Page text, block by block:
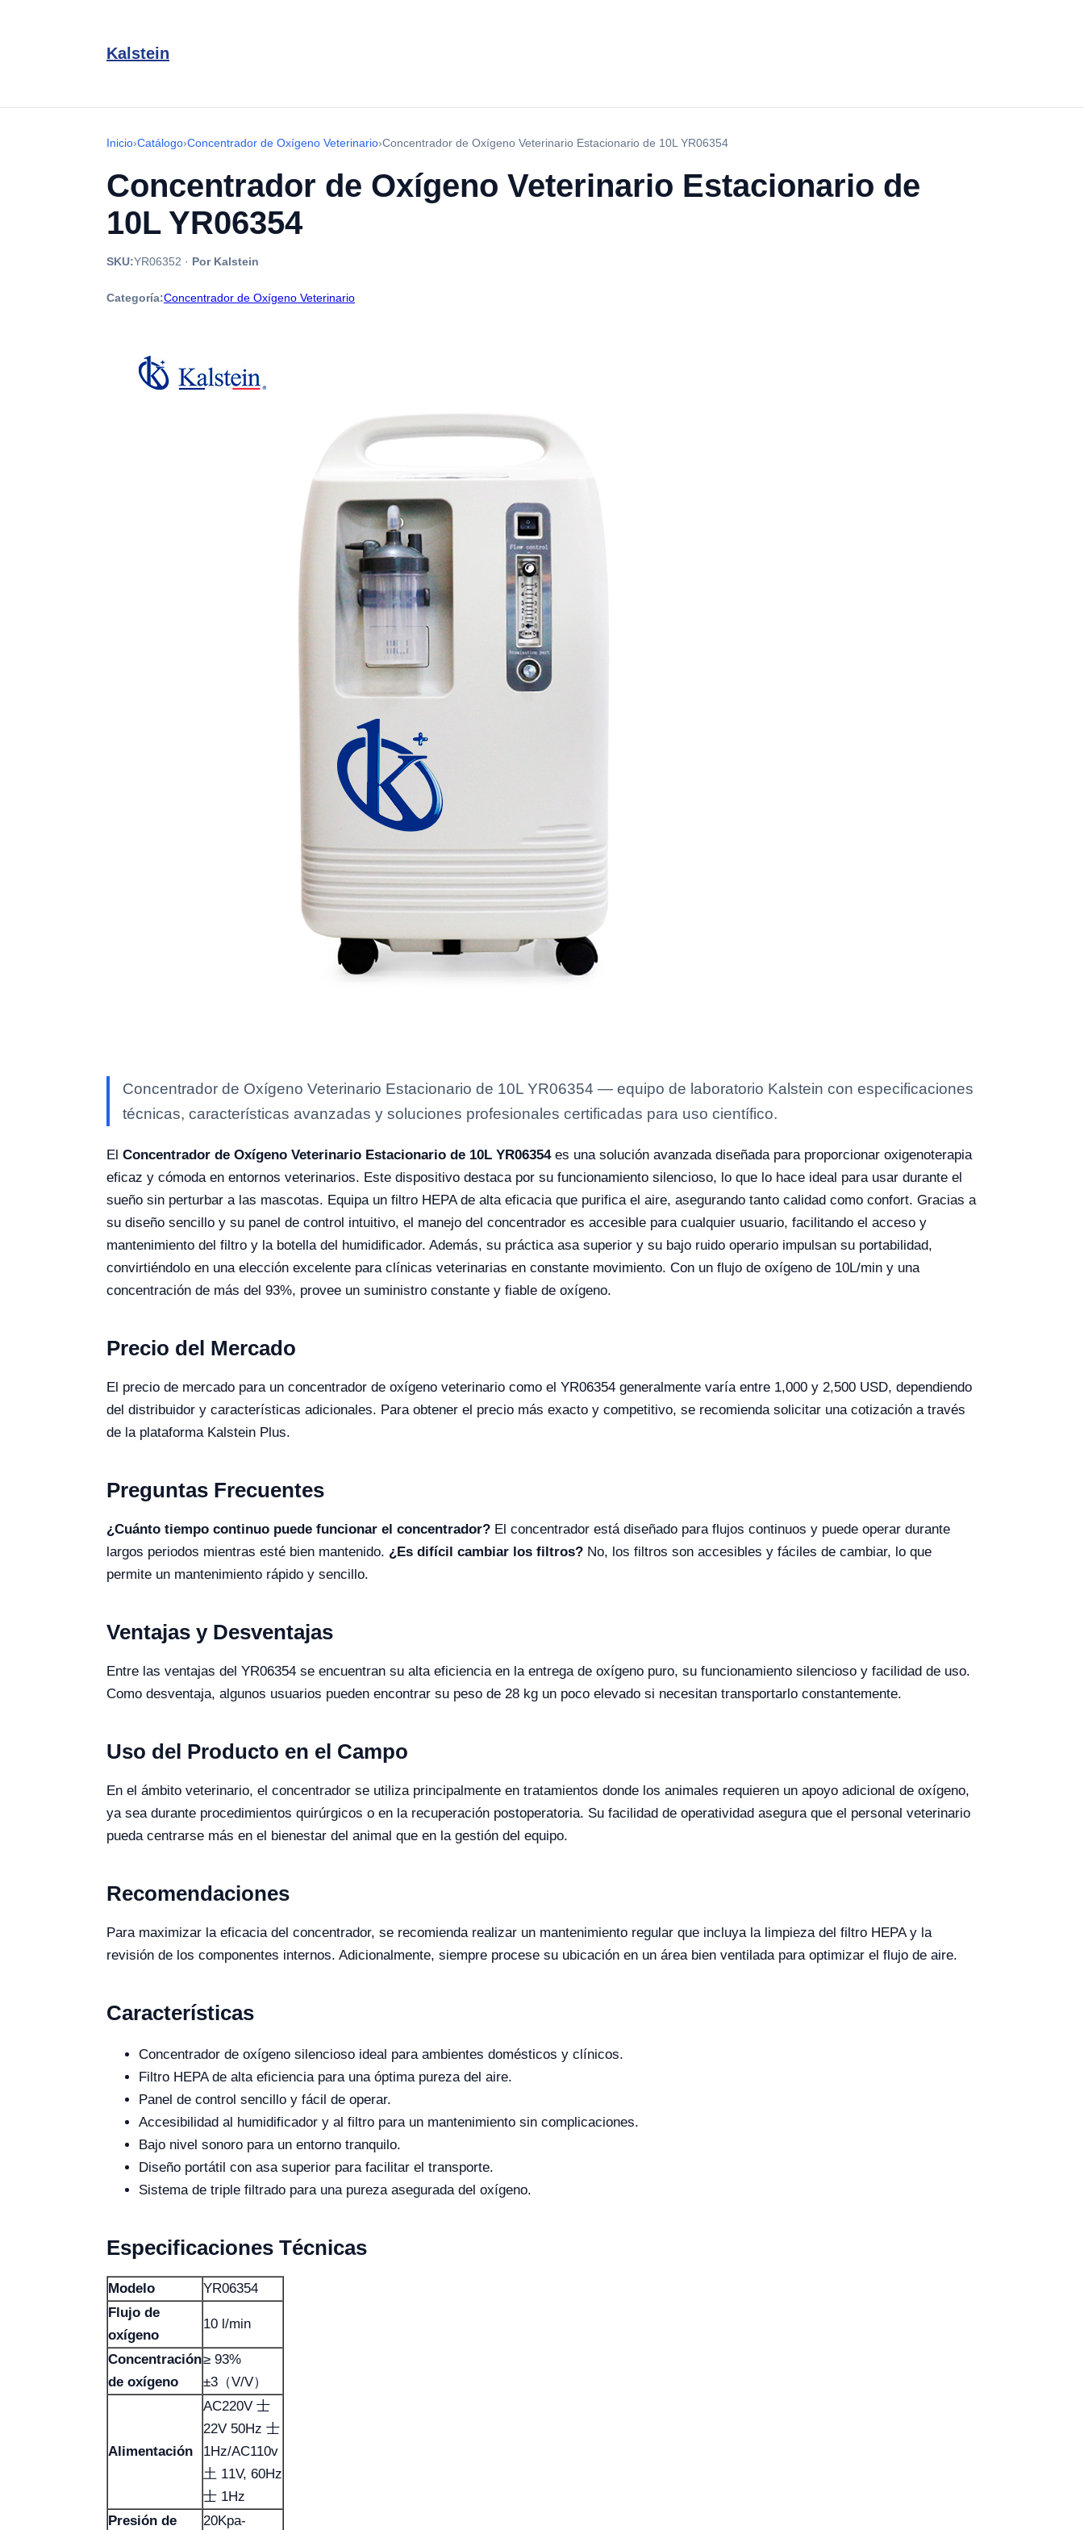
Kalstein
Inicio›Catálogo›Concentrador de Oxígeno Veterinario›Concentrador de Oxígeno Veterinario Estacionario de 10L YR06354
Concentrador de Oxígeno Veterinario Estacionario de
10L YR06354
SKU:YR06352 · Por Kalstein
Categoría:Concentrador de Oxígeno Veterinario
Concentrador de Oxígeno Veterinario Estacionario de 10L YR06354 — equipo de laboratorio Kalstein con especificaciones
técnicas, características avanzadas y soluciones profesionales certificadas para uso científico.
El Concentrador de Oxígeno Veterinario Estacionario de 10L YR06354es una solución avanzada diseñada para proporcionar oxigenoterapia
eficaz y cómoda en entornos veterinarios. Este dispositivo destaca por su funcionamiento silencioso, lo que lo hace ideal para usar durante el
sueño sin perturbar a las mascotas. Equipa un filtro HEPA de alta eficacia que purifica el aire, asegurando tanto calidad como confort. Gracias a
su diseño sencillo y su panel de control intuitivo, el manejo del concentrador es accesible para cualquier usuario, facilitando el acceso y
mantenimiento del filtro y la botella del humidificador. Además, su práctica asa superior y su bajo ruido operario impulsan su portabilidad,
convirtiéndolo en una elección excelente para clínicas veterinarias en constante movimiento. Con un flujo de oxígeno de 10L/min y una
concentración de más del 93%, provee un suministro constante y fiable de oxígeno.
Precio del Mercado
El precio de mercado para un concentrador de oxígeno veterinario como el YR06354 generalmente varía entre 1,000 y 2,500 USD, dependiendo
del distribuidor y características adicionales. Para obtener el precio más exacto y competitivo, se recomienda solicitar una cotización a través
de la plataforma Kalstein Plus.
Preguntas Frecuentes
¿Cuánto tiempo continuo puede funcionar el concentrador? El concentrador está diseñado para flujos continuos y puede operar durante
largos periodos mientras esté bien mantenido. ¿Es difícil cambiar los filtros? No, los filtros son accesibles y fáciles de cambiar, lo que
permite un mantenimiento rápido y sencillo.
Ventajas y Desventajas
Entre las ventajas del YR06354 se encuentran su alta eficiencia en la entrega de oxígeno puro, su funcionamiento silencioso y facilidad de uso.
Como desventaja, algunos usuarios pueden encontrar su peso de 28 kg un poco elevado si necesitan transportarlo constantemente.
Uso del Producto en el Campo
En el ámbito veterinario, el concentrador se utiliza principalmente en tratamientos donde los animales requieren un apoyo adicional de oxígeno,
ya sea durante procedimientos quirúrgicos o en la recuperación postoperatoria. Su facilidad de operatividad asegura que el personal veterinario
pueda centrarse más en el bienestar del animal que en la gestión del equipo.
Recomendaciones
Para maximizar la eficacia del concentrador, se recomienda realizar un mantenimiento regular que incluya la limpieza del filtro HEPA y la
revisión de los componentes internos. Adicionalmente, siempre procese su ubicación en un área bien ventilada para optimizar el flujo de aire.
Características
Concentrador de oxígeno silencioso ideal para ambientes domésticos y clínicos.
Filtro HEPA de alta eficiencia para una óptima pureza del aire.
Panel de control sencillo y fácil de operar.
Accesibilidad al humidificador y al filtro para un mantenimiento sin complicaciones.
Bajo nivel sonoro para un entorno tranquilo.
Diseño portátil con asa superior para facilitar el transporte.
Sistema de triple filtrado para una pureza asegurada del oxígeno.
Especificaciones Técnicas
Modelo
YR06354
Flujo de
oxígeno
10 l/min
Concentración
de oxígeno
≥ 93%
±3（V/V）
Alimentación
AC220V 士
22V 50Hz 士
1Hz/AC110v
土 11V, 60Hz
士 1Hz
Presión de
20Kpa-